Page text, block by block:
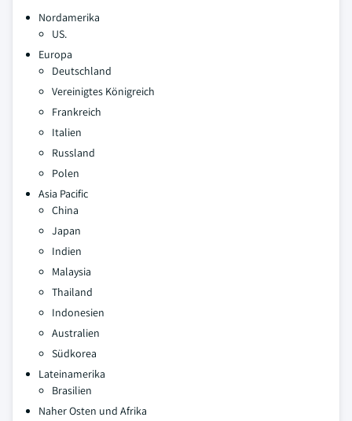
Nordamerika
US.
Europa
Deutschland
Vereinigtes Königreich
Frankreich
Italien
Russland
Polen
Asia Pacific
China
Japan
Indien
Malaysia
Thailand
Indonesien
Australien
Südkorea
Lateinamerika
Brasilien
Naher Osten und Afrika